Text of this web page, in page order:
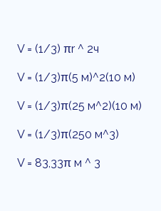
V = (1/3) πr ^ 2ч
V = (1/3)π(5 м)^2(10 м)
V = (1/3)π(25 м^2)(10 м)
V = (1/3)π(250 м^3)
V = 83,33π м ^ 3